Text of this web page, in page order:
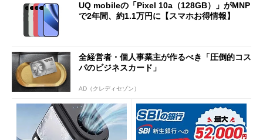
UQ mobileの「Pixel 10a（128GB）」がMNP
で2年間、約1.1万円に【スマホお得情報】
全経営者・個人事業主が作るべき「圧倒的コス
パのビジネスカード」
AD（クレディセゾン）